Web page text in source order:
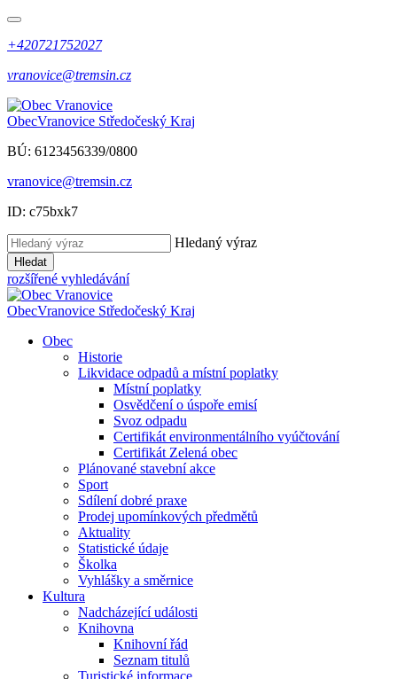
+420721752027
vranovice@tremsin.cz
ObecVranovice Středočeský Kraj
BÚ: 6123456339/0800
vranovice@tremsin.cz
ID: c75bxk7
Hledaný výraz
Hledat
rozšířené vyhledávání
ObecVranovice Středočeský Kraj
Obec
Historie
Likvidace odpadů a místní poplatky
Místní poplatky
Osvědčení o úspoře emisí
Svoz odpadu
Certifikát environmentálního vyúčtování
Certifikát Zelená obec
Plánované stavební akce
Sport
Sdílení dobré praxe
Prodej upomínkových předmětů
Aktuality
Statistické údaje
Školka
Vyhlášky a směrnice
Kultura
Nadcházející události
Knihovna
Knihovní řád
Seznam titulů
Turistické informace